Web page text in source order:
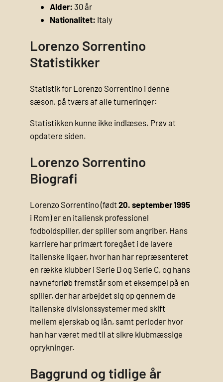
Alder: 30 år
Nationalitet: Italy
Lorenzo Sorrentino
Statistikker
Statistik for Lorenzo Sorrentino i denne
sæson, på tværs af alle turneringer:
Statistikken kunne ikke indlæses. Prøv at
opdatere siden.
Lorenzo Sorrentino
Biografi
Lorenzo Sorrentino (født20. september 1995
i Rom) er en italiensk professionel
fodboldspiller, der spiller som angriber. Hans
karriere har primært foregået i de lavere
italienske ligaer, hvor han har repræsenteret
en række klubber i Serie D og Serie C, og hans
navneforløb fremstår som et eksempel på en
spiller, der har arbejdet sig op gennem de
italienske divisionssystemer med skift
mellem ejerskab og lån, samt perioder hvor
han har været med til at sikre klubmæssige
oprykninger.
Baggrund og tidlige år